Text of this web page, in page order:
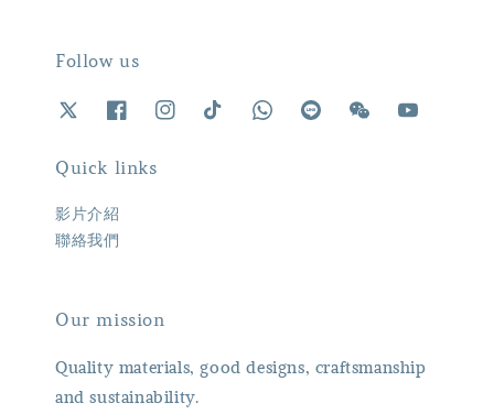
Follow us
Quick links
影片介紹
聯絡我們
Our mission
Quality materials, good designs, craftsmanship
and sustainability.